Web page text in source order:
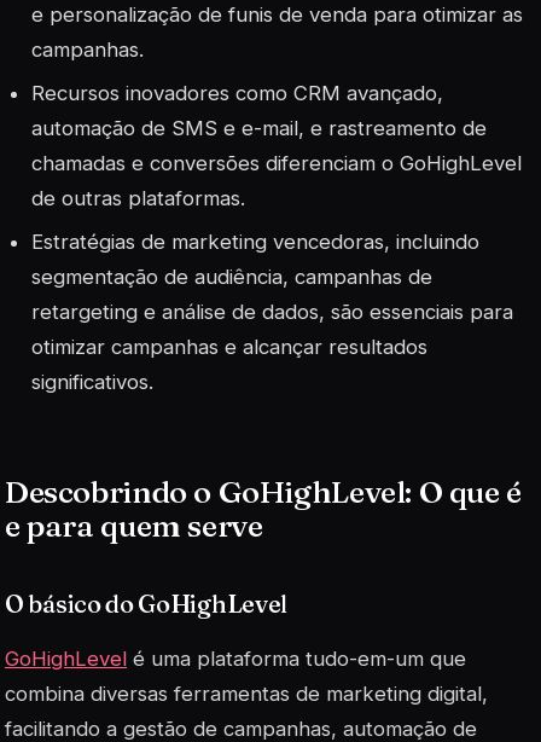
e personalização de funis de venda para otimizar as
campanhas.
Recursos inovadores como CRM avançado,
automação de SMS e e-mail, e rastreamento de
chamadas e conversões diferenciam o GoHighLevel
de outras plataformas.
Estratégias de marketing vencedoras, incluindo
segmentação de audiência, campanhas de
retargeting e análise de dados, são essenciais para
otimizar campanhas e alcançar resultados
significativos.
Descobrindo o GoHighLevel: O que é
e para quem serve
O básico do GoHighLevel
GoHighLevel é uma plataforma tudo-em-um que
combina diversas ferramentas de marketing digital,
facilitando a gestão de campanhas, automação de